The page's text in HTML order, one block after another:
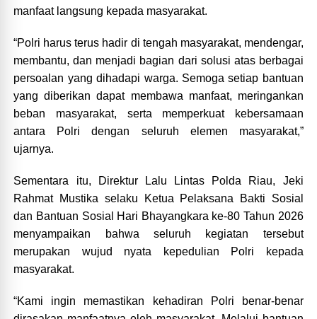
manfaat langsung kepada masyarakat.
“Polri harus terus hadir di tengah masyarakat, mendengar,
membantu, dan menjadi bagian dari solusi atas berbagai
persoalan yang dihadapi warga. Semoga setiap bantuan
yang diberikan dapat membawa manfaat, meringankan
beban masyarakat, serta memperkuat kebersamaan
antara Polri dengan seluruh elemen masyarakat,”
ujarnya.
Sementara itu, Direktur Lalu Lintas Polda Riau, Jeki
Rahmat Mustika selaku Ketua Pelaksana Bakti Sosial
dan Bantuan Sosial Hari Bhayangkara ke-80 Tahun 2026
menyampaikan bahwa seluruh kegiatan tersebut
merupakan wujud nyata kepedulian Polri kepada
masyarakat.
“Kami ingin memastikan kehadiran Polri benar-benar